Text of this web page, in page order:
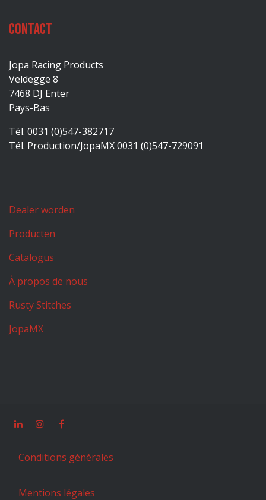
Contact
Jopa Racing Products
Veldegge 8
7468 DJ Enter
Pays-Bas
Tél. 0031 (0)547-382717
Tél. Production/JopaMX 0031 (0)547-729091
Dealer worden
Producten
Catalogus
À propos de nous
Rusty Stitches
JopaMX
Conditions générales
Mentions légales